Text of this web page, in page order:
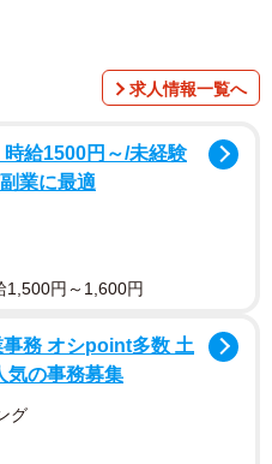
）。
に出演する役者が紅を気に
れた、二つ折りの上品など
から事前の予約が必須だ。
求人情報一覧へ
時給1500円～/未経験
業に最適
1,500円～1,600円
務 オシpoint多数 土
気の事務募集
グ